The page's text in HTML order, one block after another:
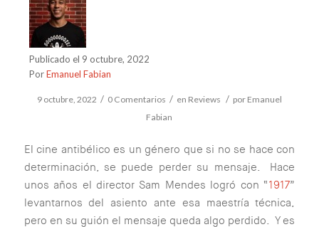
Publicado el 9 octubre, 2022
PorEmanuel Fabian
9 octubre, 2022 / 0 Comentarios / en Reviews / por Emanuel
Fabian
El cine antibélico es un género que si no se hace con
determinación, se puede perder su mensaje. Hace
unos años el director Sam Mendes logró con “1917”
levantarnos del asiento ante esa maestría técnica,
pero en su guión el mensaje queda algo perdido. Y es